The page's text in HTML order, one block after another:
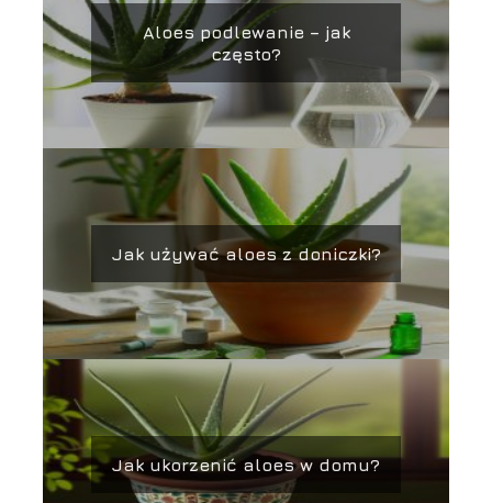
Aloes podlewanie – jak
często?
Jak używać aloes z doniczki?
Jak ukorzenić aloes w domu?